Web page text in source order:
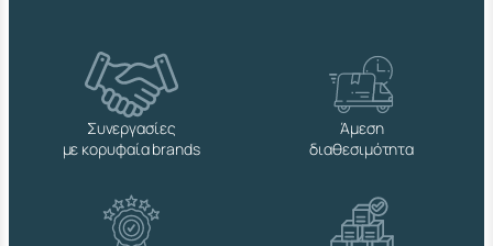
Συνεργασίες
με κορυφαία brands
Άμεση
διαθεσιμότητα